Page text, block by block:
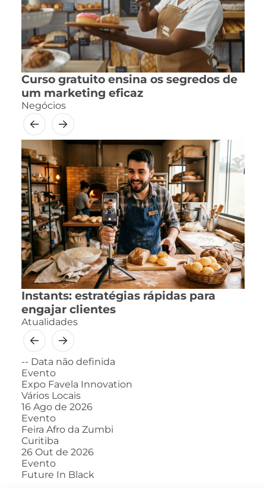
Curso gratuito ensina os segredos de
um marketing eficaz
Negócios
Instants: estratégias rápidas para
engajar clientes
Atualidades
-- Data não definida
Evento
Expo Favela Innovation
Vários Locais
16 Ago de 2026
Evento
Feira Afro da Zumbi
Curitiba
26 Out de 2026
Evento
Future In Black